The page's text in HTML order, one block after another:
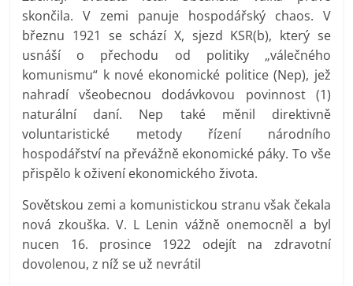
skončila. V zemi panuje hospodářský chaos. V
březnu 1921 se schází X, sjezd KSR(b), který se
usnáší o přechodu od politiky „válečného
komunismu“ k nové ekonomické politice (Nep), jež
nahradí všeobecnou dodávkovou povinnost (1)
naturální daní. Nep také měnil direktivně
voluntaristické metody řízení národního
hospodářství na převážně ekonomické páky. To vše
přispělo k oživení ekonomického života.
Sovětskou zemi a komunistickou stranu však čekala
nová zkouška. V. L Lenin vážně onemocněl a byl
nucen 16. prosince 1922 odejít na zdravotní
dovolenou, z níž se už nevrátil